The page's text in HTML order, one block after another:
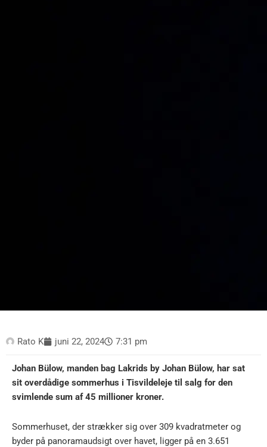
Rato K juni 22, 2024 7:31 pm
Johan Bülow, manden bag Lakrids by Johan Bülow, har sat
sit overdådige sommerhus i Tisvildeleje til salg for den
svimlende sum af 45 millioner kroner.
Sommerhuset, der strækker sig over 309 kvadratmeter og
byder på panoramaudsigt over havet, ligger på en 3.651